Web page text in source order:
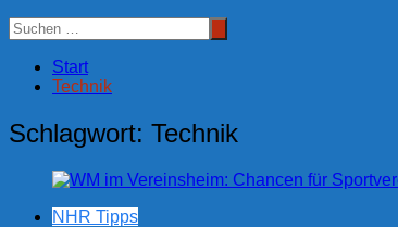
Start
Technik
Schlagwort: Technik
NHR Tipps